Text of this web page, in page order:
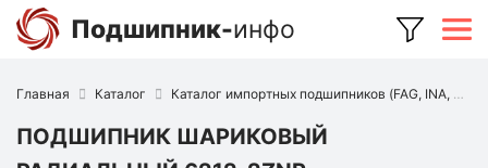
Подшипник-инфо
Главная Каталог Каталог импортных подшипников (FAG, INA, SKF, NSK, Timken и др.)
ПОДШИПНИК ШАРИКОВЫЙ